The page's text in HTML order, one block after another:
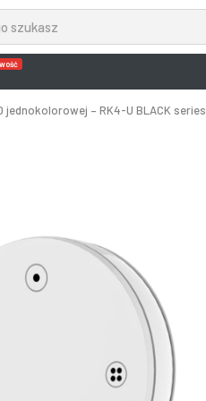
jednokolorowej – RK4-U BLACK series